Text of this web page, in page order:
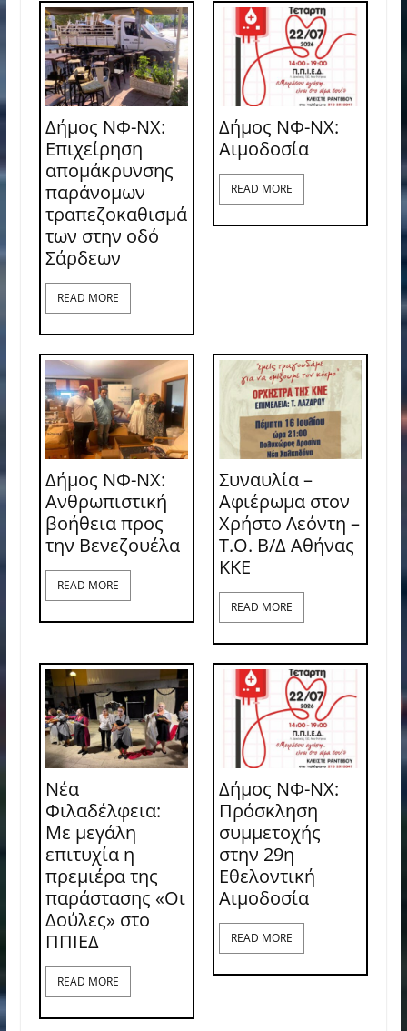
Δήμος ΝΦ-ΝΧ:
Επιχείρηση
απομάκρυνσης
παράνομων
τραπεζοκαθισμά
των στην οδό
Σάρδεων
READ MORE
Δήμος ΝΦ-ΝΧ:
Aιμοδοσία
READ MORE
Δήμος ΝΦ-ΝΧ:
Ανθρωπιστική
βοήθεια προς
την Βενεζουέλα
READ MORE
Συναυλία –
Αφιέρωμα στον
Χρήστο Λεόντη –
Τ.Ο. Β/Δ Αθήνας
ΚΚΕ
READ MORE
Νέα
Φιλαδέλφεια:
Με μεγάλη
επιτυχία η
πρεμιέρα της
παράστασης «Οι
Δούλες» στο
ΠΠΙΕΔ
READ MORE
Δήμος ΝΦ-ΝΧ:
Πρόσκληση
συμμετοχής
στην 29η
Εθελοντική
Αιμοδοσία
READ MORE